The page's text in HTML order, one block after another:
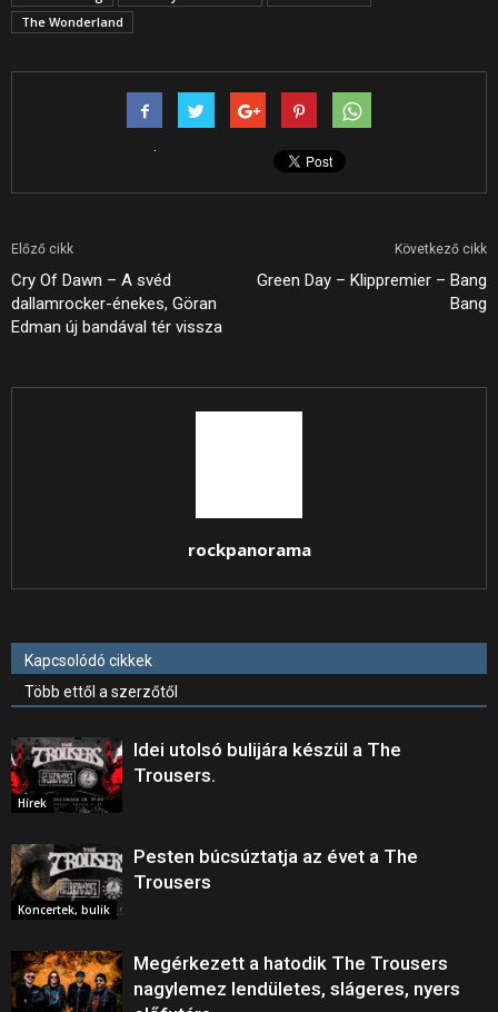
The Wonderland
Előző cikk
Cry Of Dawn – A svéd
dallamrocker-énekes, Göran
Edman új bandával tér vissza
Következő cikk
Green Day – Klippremier – Bang
Bang
rockpanorama
Kapcsolódó cikkek
Több ettől a szerzőtől
Hírek
Idei utolsó bulijára készül a The
Trousers.
Koncertek, bulik
Pesten búcsúztatja az évet a The
Trousers
Megérkezett a hatodik The Trousers
nagylemez lendületes, slágeres, nyers